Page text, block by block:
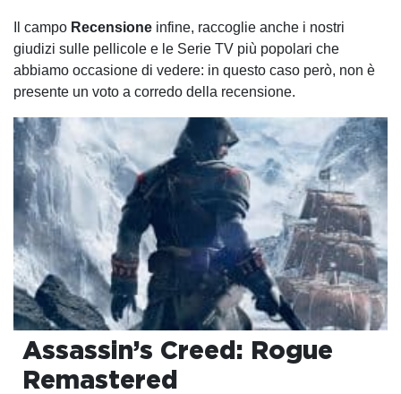
Il campo Recensione infine, raccoglie anche i nostri
giudizi sulle pellicole e le Serie TV più popolari che
abbiamo occasione di vedere: in questo caso però, non è
presente un voto a corredo della recensione.
Assassin’s Creed: Rogue
Remastered